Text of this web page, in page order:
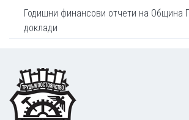
Годишни финансови отчети на Община
доклади
Footer